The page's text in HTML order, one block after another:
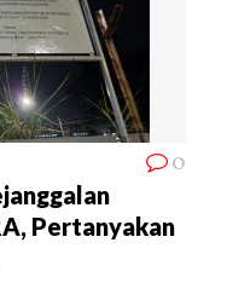
0
Pertanyakan